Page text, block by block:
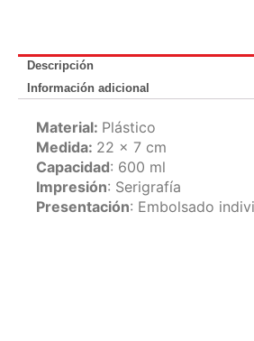
Descripción
Información adicional
Material: Plástico
Medida: 22 x 7 cm
Capacidad: 600 ml
Impresión: Serigrafía
Presentación: Embolsado